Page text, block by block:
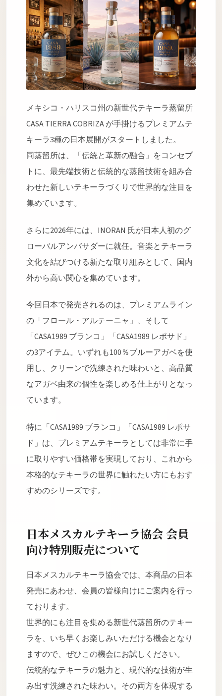
メキシコ・ハリスコ州の新世代テキーラ蒸留所
CASA TIERRA COBRIZA が手掛けるプレミアムテ
キーラ3種の日本展開がスタートしました。
同蒸留所は、「伝統と革新の融合」をコンセプ
トに、最先端技術と伝統的な蒸留技術を組み合
わせた新しいテキーラづくりで世界的な注目を
集めています。
さらに2026年には、INORAN 氏が日本人初のグ
ローバルアンバサダーに就任。音楽とテキーラ
文化を結びつける新たな取り組みとして、国内
外から高い関心を集めています。
今回日本で発売されるのは、プレミアムライン
の「フロール・アルテーニャ」、そして
「CASA1989 ブランコ」「CASA1989 レポサド」
の3アイテム。いずれも100％ブルーアガベを使
用し、クリーンで洗練された味わいと、高品質
なアガベ由来の個性を楽しめる仕上がりとなっ
ています。
特に「CASA1989 ブランコ」「CASA1989 レポサ
ド」は、プレミアムテキーラとしては非常に手
に取りやすい価格帯を実現しており、これから
本格的なテキーラの世界に触れたい方にもおす
すめのシリーズです。
日本メスカルテキーラ協会 会員
向け特別販売について
日本メスカルテキーラ協会では、本商品の日本
発売にあわせ、会員の皆様向けにご案内を行っ
ております。
世界的にも注目を集める新世代蒸留所のテキー
ラを、いち早くお楽しみいただける機会となり
ますので、ぜひこの機会にお試しください。
伝統的なテキーラの魅力と、現代的な技術が生
み出す洗練された味わい。その両方を体現する